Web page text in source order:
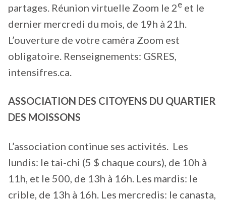
partages. Réunion virtuelle Zoom le 2e et le
dernier mercredi du mois, de 19h à 21h.
L’ouverture de votre caméra Zoom est
obligatoire. Renseignements: GSRES,
intensifres.ca.
ASSOCIATION DES CITOYENS DU QUARTIER
DES MOISSONS
L’association continue ses activités. Les
lundis: le tai-chi (5 $ chaque cours), de 10h à
11h, et le 500, de 13h à 16h. Les mardis: le
crible, de 13h à 16h. Les mercredis: le canasta,